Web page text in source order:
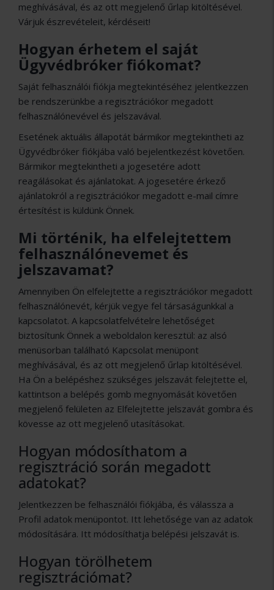
meghívásával, és az ott megjelenő űrlap kitöltésével.
Várjuk észrevételeit, kérdéseit!
Hogyan érhetem el saját
Ügyvédbróker fiókomat?
Saját felhasználói fiókja megtekintéséhez jelentkezzen
be rendszerünkbe a regisztrációkor megadott
felhasználónevével és jelszavával.
Esetének aktuális állapotát bármikor megtekintheti az
Ügyvédbróker fiókjába való bejelentkezést követően.
Bármikor megtekintheti a jogesetére adott
reagálásokat és ajánlatokat. A jogesetére érkező
ajánlatokról a regisztrációkor megadott e-mail címre
értesítést is küldünk Önnek.
Mi történik, ha elfelejtettem
felhasználónevemet és
jelszavamat?
Amennyiben Ön elfelejtette a regisztrációkor megadott
felhasználónevét, kérjük vegye fel társaságunkkal a
kapcsolatot. A kapcsolatfelvételre lehetőséget
biztosítunk Önnek a weboldalon keresztül: az alsó
menüsorban található Kapcsolat menüpont
meghívásával, és az ott megjelenő űrlap kitöltésével.
Ha Ön a belépéshez szükséges jelszavát felejtette el,
kattintson a belépés gomb megnyomását követően
megjelenő felületen az Elfelejtette jelszavát gombra és
kövesse az ott megjelenő utasításokat.
Hogyan módosíthatom a
regisztráció során megadott
adatokat?
Jelentkezzen be felhasználói fiókjába, és válassza a
Profil adatok menüpontot. Itt lehetősége van az adatok
módosítására. Itt módosíthatja belépési jelszavát is.
Hogyan törölhetem
regisztrációmat?